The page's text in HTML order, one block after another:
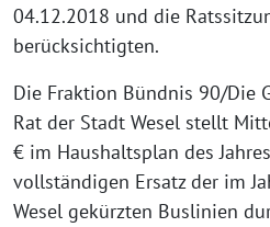
04.12.2018 und die
berücksichtigten.
Die Fraktion Bündnis 90/Die
Rat der Stadt Wesel stellt
€ im Haushaltsplan des
vollständigen Ersatz der im
Wesel gekürzten Buslinien